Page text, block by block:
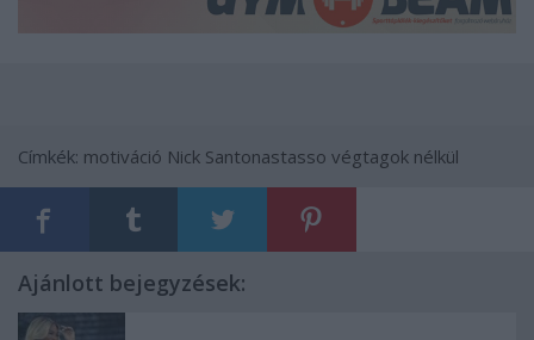
Címkék: motiváció Nick Santonastasso végtagok nélkül
Ajánlott bejegyzések: